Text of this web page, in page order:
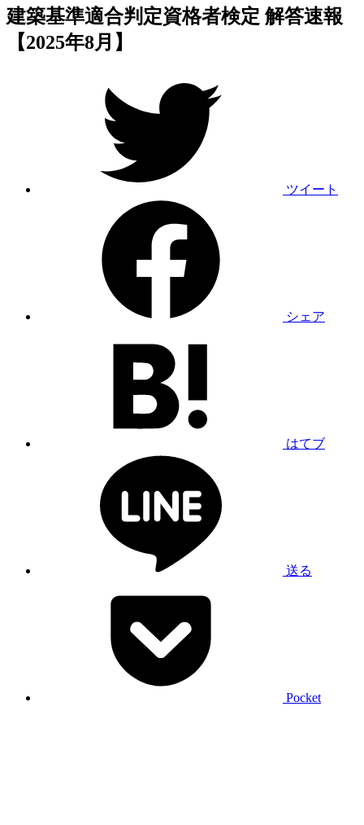
建築基準適合判定資格者検定 解答速報
【2025年8月】
ツイート
シェア
はてブ
送る
Pocket